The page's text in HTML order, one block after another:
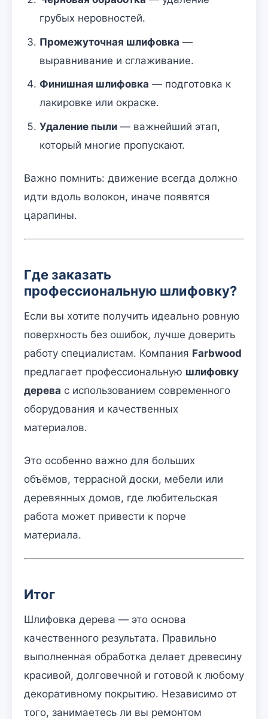
грубых неровностей.
Промежуточная шлифовка —
выравнивание и сглаживание.
Финишная шлифовка — подготовка к
лакировке или окраске.
Удаление пыли— важнейший этап,
который многие пропускают.
Важно помнить: движение всегда должно
идти вдоль волокон, иначе появятся
царапины.
Где заказать
профессиональную шлифовку?
Если вы хотите получить идеально ровную
поверхность без ошибок, лучше доверить
работу специалистам. Компания Farbwood
предлагает профессиональную шлифовку
дерева с использованием современного
оборудования и качественных
материалов.
Это особенно важно для больших
объёмов, террасной доски, мебели или
деревянных домов, где любительская
работа может привести к порче
материала.
Итог
Шлифовка дерева — это основа
качественного результата. Правильно
выполненная обработка делает древесину
красивой, долговечной и готовой к любому
декоративному покрытию. Независимо от
того, занимаетесь ли вы ремонтом